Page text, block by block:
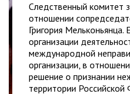
Следственный комитет
отношении
Григория Мельконьянца.
организации
международной
организации, в
решение о признании
территории Российской